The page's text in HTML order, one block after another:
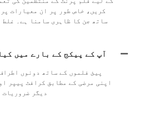
کریں، خاص طور پر ان معیارات
ساتھ جن کا ظاہری سامنا ہے۔ غلط
آپ کے پیکج کے بارے میں
اپنی مرضی کے مطابق کرافٹ پیپر
دیگر ضروریات